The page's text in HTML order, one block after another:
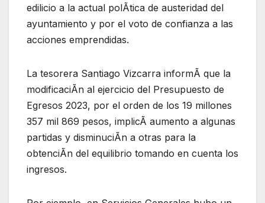
edilicio a la actual polÃtica de austeridad del
ayuntamiento y por el voto de confianza a las
acciones emprendidas.
La tesorera Santiago Vizcarra informÃ que la
modificaciÃn al ejercicio del Presupuesto de
Egresos 2023, por el orden de los 19 millones
357 mil 869 pesos, implicÃ aumento a algunas
partidas y disminuciÃn a otras para la
obtenciÃn del equilibrio tomando en cuenta los
ingresos.